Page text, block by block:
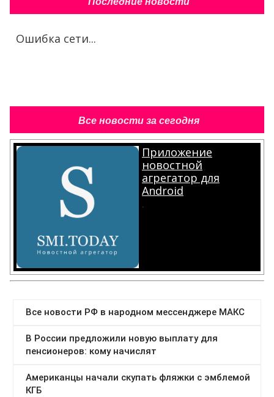
Ошибка сети...
Все новости за сегодня
Приложение
новостной
агрегатор для
Android
.